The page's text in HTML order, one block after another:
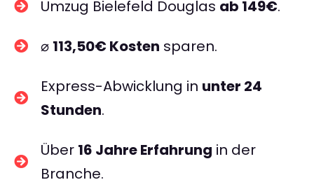
Umzug Bielefeld Douglas ab 149€.
⌀ 113,50€ Kosten sparen.
Express-Abwicklung in unter 24
Stunden.
Über 16 Jahre Erfahrung in der
Branche.